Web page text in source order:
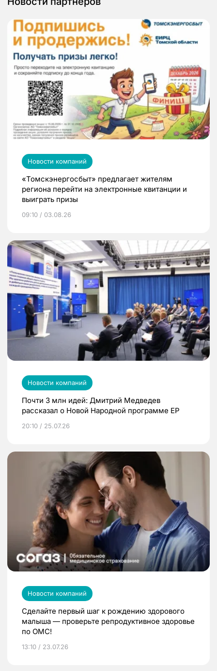
Новости компаний
«Томскэнергосбыт» предлагает жителям
региона перейти на электронные квитанции и
выиграть призы
09:10 / 03.08.26
Новости компаний
Почти 3 млн идей: Дмитрий Медведев
рассказал о Новой Народной программе ЕР
20:10 / 25.07.26
Новости компаний
Сделайте первый шаг к рождению здорового
малыша — проверьте репродуктивное здоровье
по ОМС!
13:10 / 23.07.26